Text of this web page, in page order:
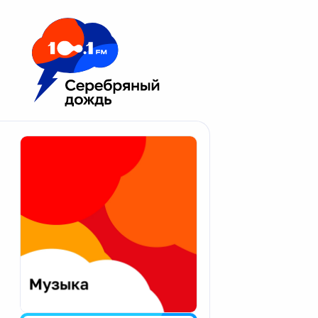
Москва 100.1 FM
Апатиты
Екатеринбург
Калининград
Калуга